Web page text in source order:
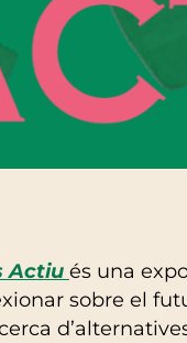
Actiu és una
sobre el